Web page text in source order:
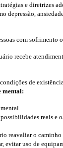
e diretrizes
depressão,
com sofrimento
recebe
de
mental:
reais e
reavaliar o caminho
uso de